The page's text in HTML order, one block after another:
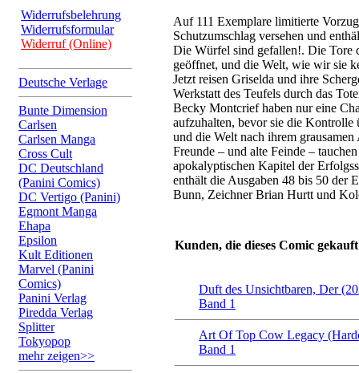
Widerrufsbelehrung
Widerrufsformular
Widerruf (Online)
Deutsche Verlage
Bunte Dimension
Carlsen
Carlsen Manga
Cross Cult
DC Deutschland
(Panini Comics)
DC Vertigo (Panini)
Egmont Manga
Ehapa
Epsilon
Kult Editionen
Marvel (Panini
Comics)
Panini Verlag
Piredda Verlag
Splitter
Tokyopop
mehr zeigen>>
Auf 111 Exemplare limitierte
Schutzumschlag versehen und
Die Würfel sind gefallen!. Die Tore
geöffnet, und die Welt, wie wir sie
Jetzt reisen Griselda und ihre
Werkstatt des Teufels durch das
Becky Montcrief haben nur eine
aufzuhalten, bevor sie die Kontrolle
und die Welt nach ihrem
Freunde – und alte Feinde –
apokalyptischen Kapitel der
enthält die Ausgaben 48 bis 50 der
Bunn, Zeichner Brian Hurtt und
Kunden, die dieses Comic
Duft des Unsichtbaren, Der
Band 1
Art Of Top Cow Legacy
Band 1